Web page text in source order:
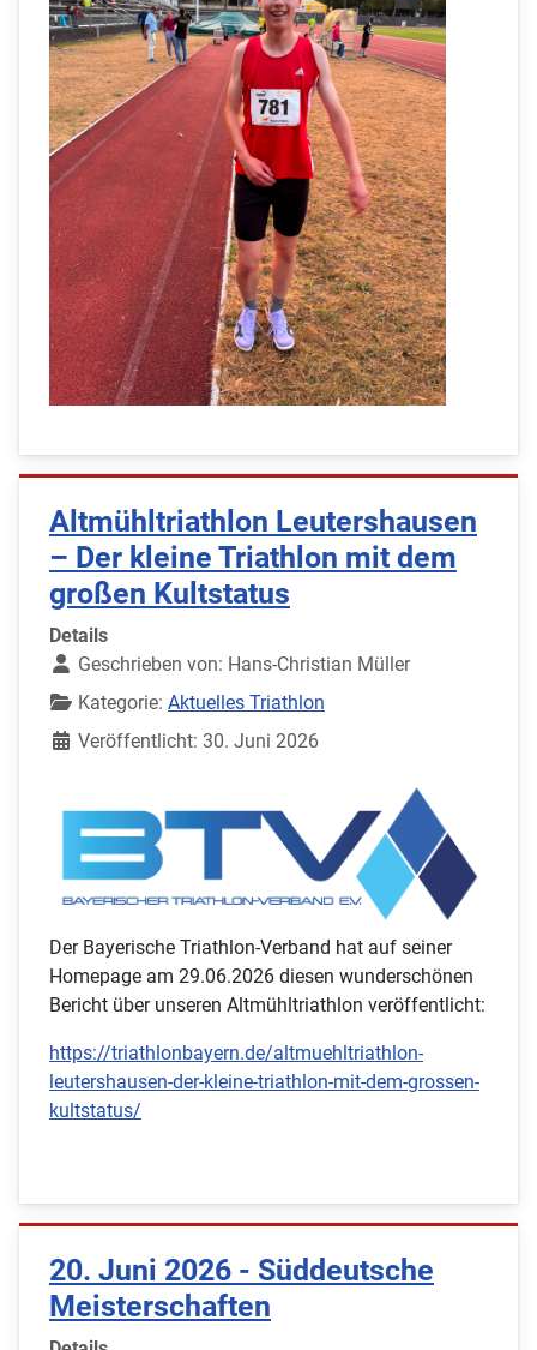
Altmühltriathlon Leutershausen
– Der kleine Triathlon mit dem
großen Kultstatus
Details
Geschrieben von: Hans-Christian Müller
Kategorie: Aktuelles Triathlon
Veröffentlicht: 30. Juni 2026
Der Bayerische Triathlon-Verband hat auf seiner
Homepage am 29.06.2026 diesen wunderschönen
Bericht über unseren Altmühltriathlon veröffentlicht:
https://triathlonbayern.de/altmuehltriathlon-
leutershausen-der-kleine-triathlon-mit-dem-grossen-
kultstatus/
20. Juni 2026 - Süddeutsche
Meisterschaften